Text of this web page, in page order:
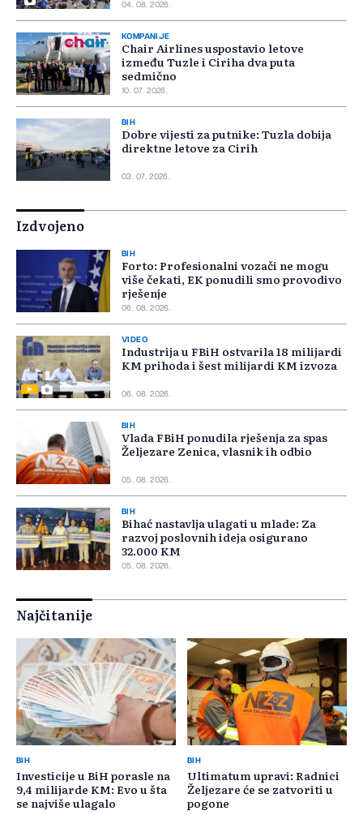
04. 08. 2026.
KOMPANIJE
Chair Airlines uspostavio letove
između Tuzle i Ciriha dva puta
sedmično
10. 07. 2026.
BIH
Dobre vijesti za putnike: Tuzla dobija
direktne letove za Cirih
03. 07. 2026.
Izdvojeno
BIH
Forto: Profesionalni vozači ne mogu
više čekati, EK ponudili smo provodivo
rješenje
06. 08. 2026.
VIDEO
Industrija u FBiH ostvarila 18 milijardi
KM prihoda i šest milijardi KM izvoza
06. 08. 2026.
BIH
Vlada FBiH ponudila rješenja za spas
Željezare Zenica, vlasnik ih odbio
05. 08. 2026.
BIH
Bihać nastavlja ulagati u mlade: Za
razvoj poslovnih ideja osigurano
32.000 KM
05. 08. 2026.
Najčitanije
BIH
Investicije u BiH porasle na
9,4 milijarde KM: Evo u šta
se najviše ulagalo
BIH
Ultimatum upravi: Radnici
Željezare će se zatvoriti u
pogone